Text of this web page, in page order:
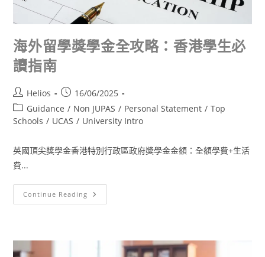
海外留學獎學金全攻略：香港學生必
讀指南
Helios
16/06/2025
Guidance / Non JUPAS / Personal Statement / Top
Schools / UCAS / University Intro
英國頂尖獎學金香港特別行政區政府獎學金金額：全額學費+生活
費...
Continue Reading